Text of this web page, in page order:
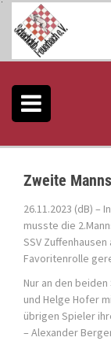
S
Zweite
26.11.2023 (dB) –
musste die
SSV
Favoritenrolle
Nur an den
und Helge Hofer
übrigen Spieler
– Alexander